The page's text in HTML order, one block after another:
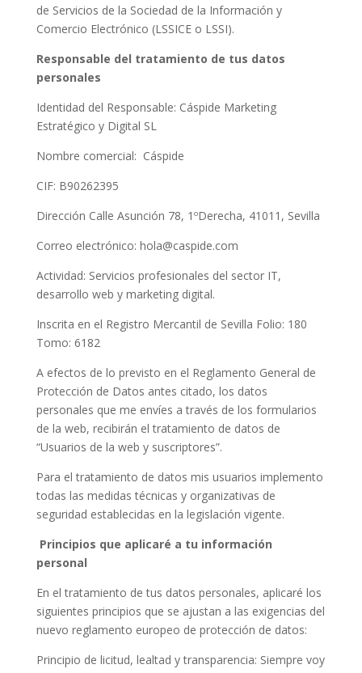
de Servicios de la Sociedad de la Información y
Comercio Electrónico (LSSICE o LSSI).
Responsable del tratamiento de tus datos
personales
Identidad del Responsable: Cáspide Marketing
Estratégico y Digital SL
Nombre comercial: Cáspide
CIF: B90262395
Dirección Calle Asunción 78, 1ºDerecha, 41011, Sevilla
Correo electrónico: hola@caspide.com
Actividad: Servicios profesionales del sector IT,
desarrollo web y marketing digital.
Inscrita en el Registro Mercantil de Sevilla Folio: 180
Tomo: 6182
A efectos de lo previsto en el Reglamento General de
Protección de Datos antes citado, los datos
personales que me envíes a través de los formularios
de la web, recibirán el tratamiento de datos de
“Usuarios de la web y suscriptores”.
Para el tratamiento de datos mis usuarios implemento
todas las medidas técnicas y organizativas de
seguridad establecidas en la legislación vigente.
Principios que aplicaré a tu información
personal
En el tratamiento de tus datos personales, aplicaré los
siguientes principios que se ajustan a las exigencias del
nuevo reglamento europeo de protección de datos:
Principio de licitud, lealtad y transparencia: Siempre voy